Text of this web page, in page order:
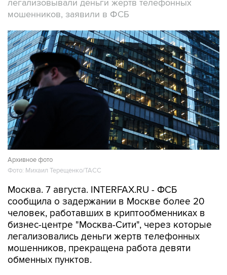
легализовывали деньги жертв телефонных
мошенников, заявили в ФСБ
Архивное фото
Фото: Михаил Терещенко/ТАСС
Москва. 7 августа. INTERFAX.RU - ФСБ
сообщила о задержании в Москве более 20
человек, работавших в криптообменниках в
бизнес-центре "Москва-Сити", через которые
легализовались деньги жертв телефонных
мошенников, прекращена работа девяти
обменных пунктов.